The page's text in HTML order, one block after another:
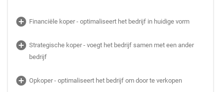
add_circle Financiële koper - optimaliseert het bedrijf in huidige vorm
add_circle Strategische koper - voegt het bedrijf samen met een ander
bedrijf
add_circle Opkoper - optimaliseert het bedrijf om door te verkopen